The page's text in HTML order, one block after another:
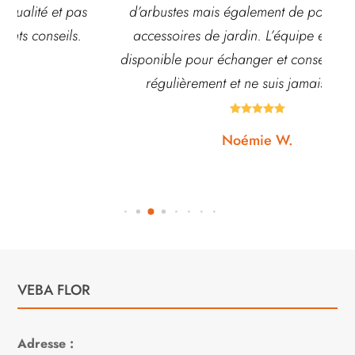
d’arbustes mais également de pots ou autre
accessoires de jardin. L’équipe est souvent
disponible pour échanger et conseiller. J’y vais
régulièrement et ne suis jamais déçue.
VEBA FLOR
Adresse :